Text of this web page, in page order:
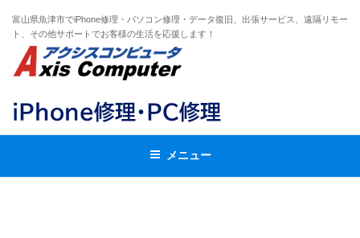
富山県魚津市でiPhone修理・パソコン修理・データ復旧、出張サービス、遠隔リモー
ト、その他サポートでお客様の生活を応援します！
メニュー